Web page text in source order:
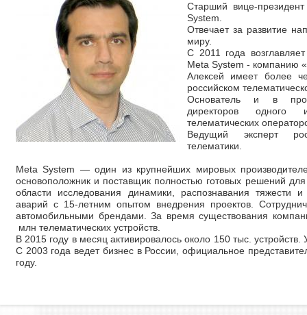
Старший вице-
System.
Отвечает за развитие
миру.
С 2011 года возглавляет
Meta System - компанию
Алексей имеет более
российском
Основатель и в
директоров одного
телематических
Ведущий эксперт
телематики.
Meta System — один из крупнейших мировых
основоположник и поставщик полностью готовых решений
области исследования динамики, распознавания тяжести и
аварий с 15-летним опытом внедрения проектов.
автомобильными брендами. За время существования
млн телематических устройств.
В 2015 году в месяц активировалось около 150 тыс.
С 2003 года ведет бизнес в России, официальное
году.